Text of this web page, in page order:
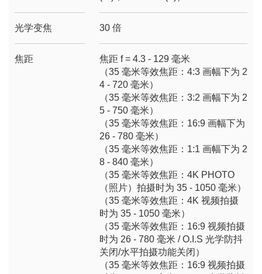
光学变焦 30 倍
焦距
焦距 f = 4.3 - 129 毫米
（35 毫米等效焦距：4:3 画幅下为 2
4 - 720 毫米）
（35 毫米等效焦距：3:2 画幅下为 2
5 - 750 毫米）
（35 毫米等效焦距：16:9 画幅下为
26 - 780 毫米）
（35 毫米等效焦距：1:1 画幅下为 2
8 - 840 毫米）
（35 毫米等效焦距：4K PHOTO
（照片）拍摄时为 35 - 1050 毫米）
（35 毫米等效焦距：4K 视频拍摄
时为 35 - 1050 毫米）
（35 毫米等效焦距：16:9 视频拍摄
时为 26 - 780 毫米 / O.I.S 光学防抖
关闭/水平拍摄功能关闭）
（35 毫米等效焦距：16:9 视频拍摄